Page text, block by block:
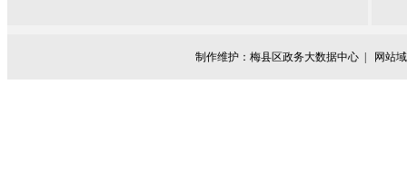
制作维护：梅县区政务大数据中心 | 网站